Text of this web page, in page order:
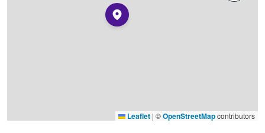
Leaflet | ©OpenStreetMapcontributors